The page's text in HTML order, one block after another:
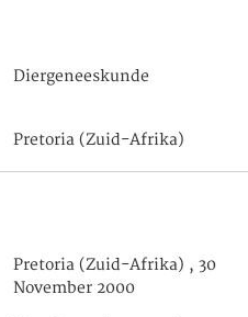
Diergeneeskunde
Pretoria (Zuid-Afrika)
Pretoria (Zuid-Afrika) , 30
November 2000